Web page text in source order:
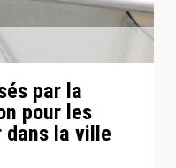
par la
pour les
la ville